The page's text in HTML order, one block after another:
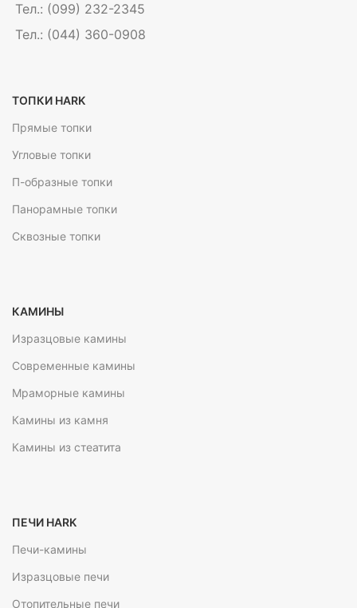
Тел.: (099) 232-2345
Тел.: (044) 360-0908
ТОПКИ HARK
Прямые топки
Угловые топки
П-образные топки
Панорамные топки
Сквозные топки
КАМИНЫ
Изразцовые камины
Современные камины
Мраморные камины
Камины из камня
Камины из стеатита
ПЕЧИ HARK
Печи-камины
Изразцовые печи
Отопительные печи